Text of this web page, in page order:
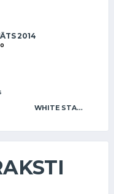
2014
WHITE STAR MAFIA